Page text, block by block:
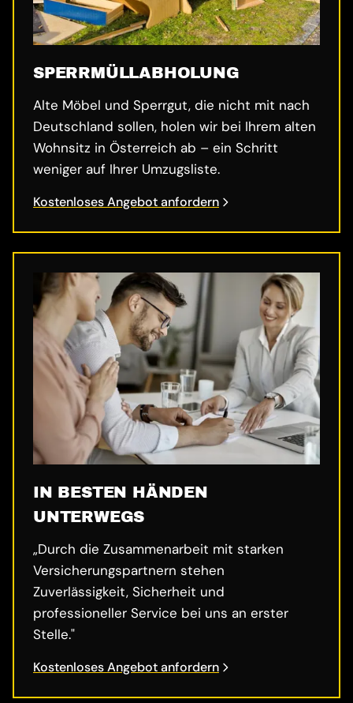
SPERRMÜLL­ABHOLUNG
Alte Möbel und Sperrgut, die nicht mit nach
Deutschland sollen, holen wir bei Ihrem alten
Wohnsitz in Österreich ab – ein Schritt
weniger auf Ihrer Umzugsliste.
Kostenloses Angebot anfordern
IN BESTEN HÄNDEN
UNTERWEGS
„Durch die Zusammenarbeit mit starken
Versicherungspartnern stehen
Zuverlässigkeit, Sicherheit und
professioneller Service bei uns an erster
Stelle."
Kostenloses Angebot anfordern